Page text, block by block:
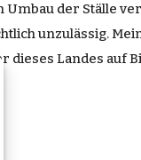
Umbau der Ställe
unzulässig.
dieses Landes auf